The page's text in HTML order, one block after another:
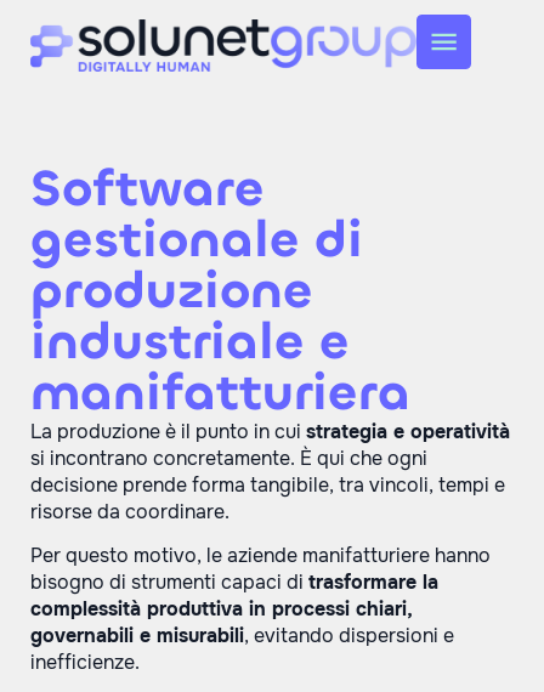
Software
gestionale di
produzione
industriale e
manifatturiera
La produzione è il punto in cui strategia e operatività
si incontrano concretamente. È qui che ogni
decisione prende forma tangibile, tra vincoli, tempi e
risorse da coordinare.
Per questo motivo, le aziende manifatturiere hanno
bisogno di strumenti capaci di trasformare la
complessità produttiva in processi chiari,
governabili e misurabili, evitando dispersioni e
inefficienze.